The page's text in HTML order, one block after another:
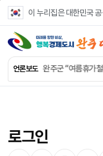
이 누리집은 대한민국
언론보도
완주군, ‘수의계약
로그인